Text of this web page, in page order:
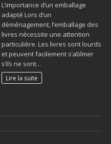
L’importance d’un emballage
adapté Lors d’un
déménagement, l’emballage des
livres nécessite une attention
particulière. Les livres sont lourds
et peuvent facilement s’abîmer
s’ils ne sont…
Lire la suite